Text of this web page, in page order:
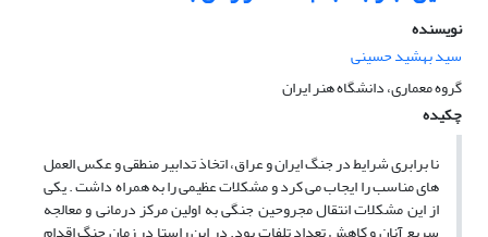
نویسنده
سید بهشید حسینی
گروه معماری، دانشگاه هنر ایران
چکیده
نا برابری شرایط در جنگ ایران و عراق، اتخاذ تدابیر منطقی و عکس العمل
های مناسب را ایجاب می کرد و مشکلات عظیمی را به همراه داشت . یکی
از این مشکلات انتقال مجروحین جنگی به اولین مرکز درمانی و معالجه